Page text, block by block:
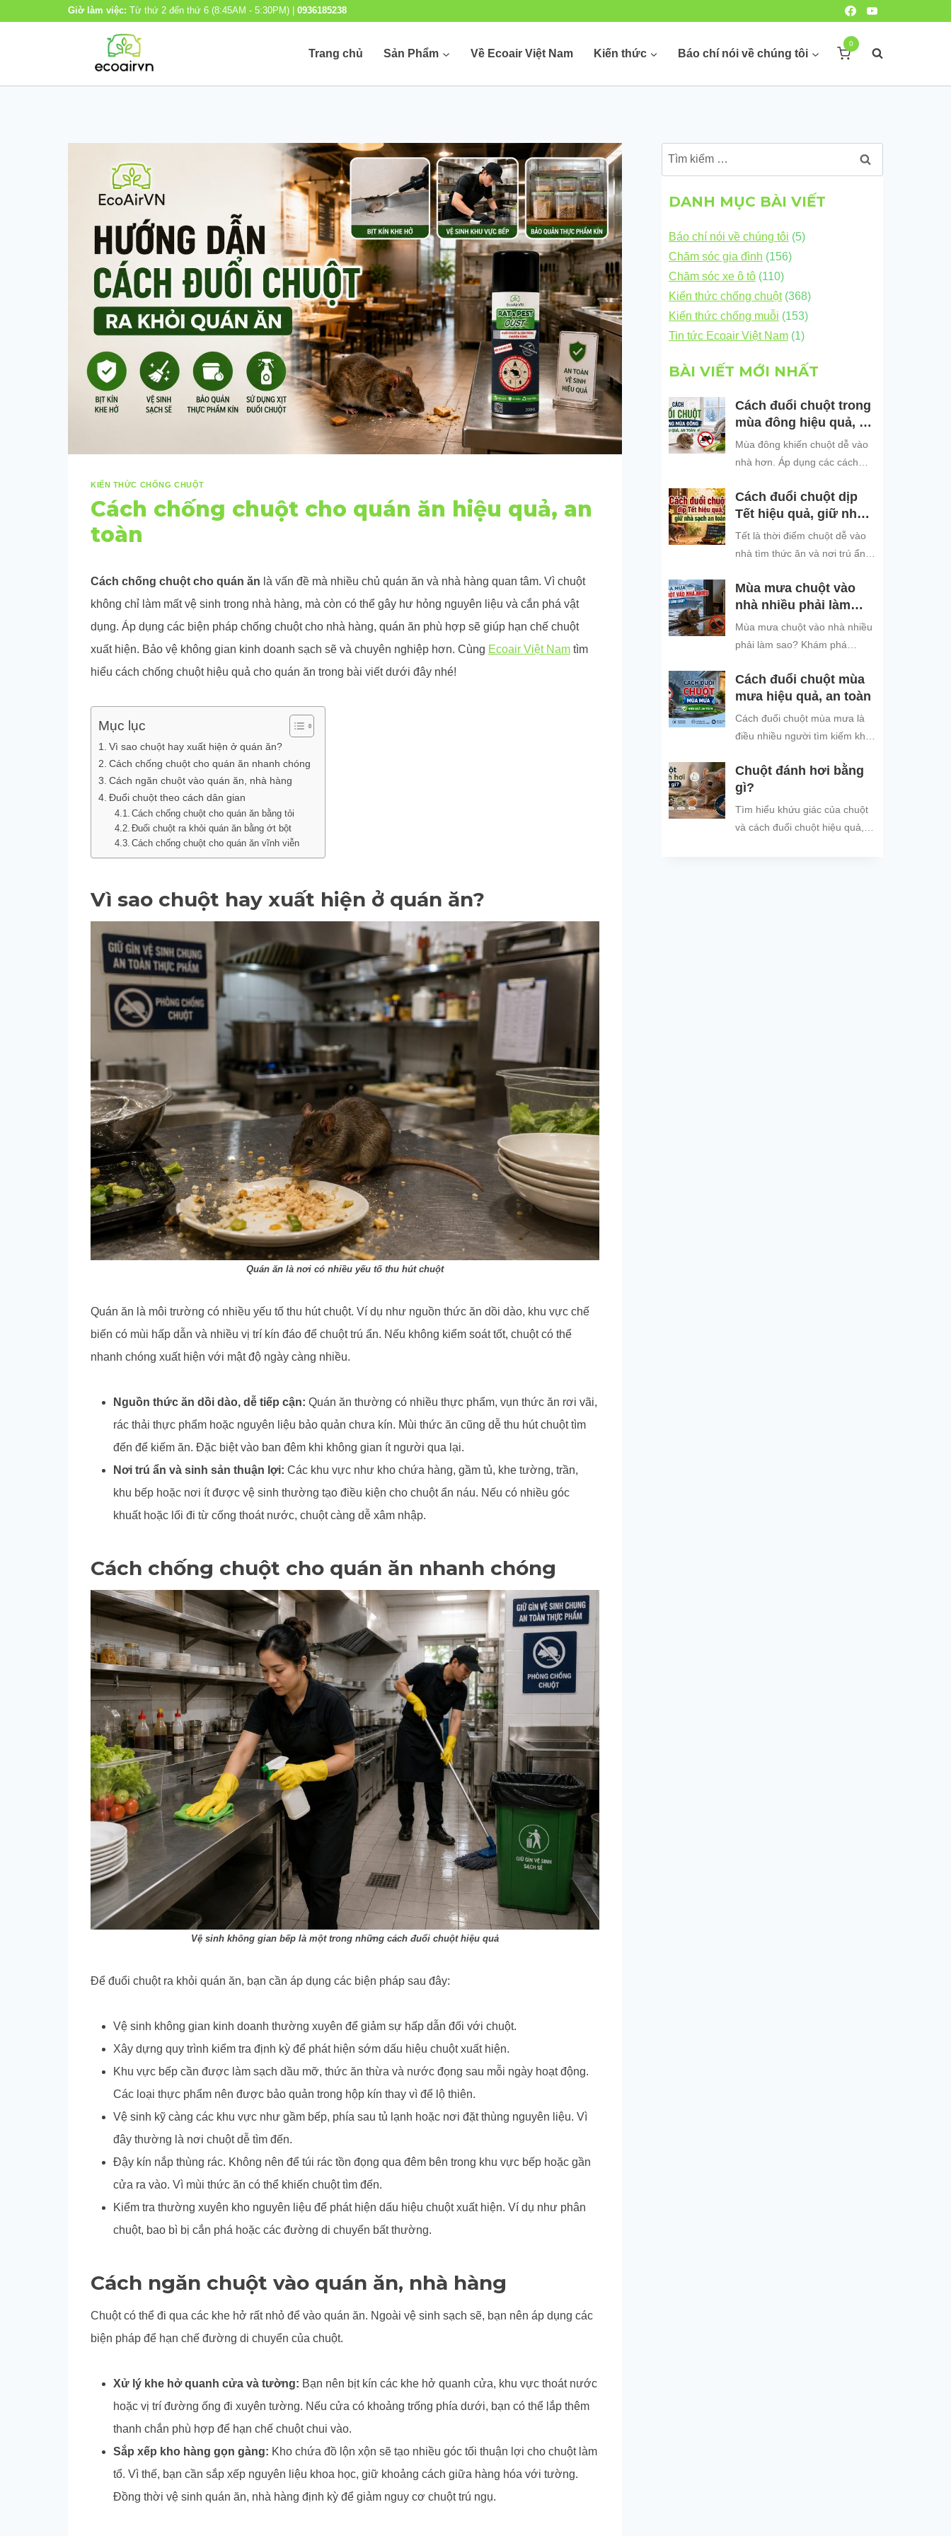
Giờ làm việc: Từ thứ 2 đến thứ 6 (8:45AM - 5:30PM) | 0936185238
Trang chủ Sản Phẩm Về Ecoair Việt Nam Kiến thức Báo chí nói về chúng tôi
0
KIẾN THỨC CHỐNG CHUỘT
Cách chống chuột cho quán ăn hiệu quả, an
toàn
Cách chống chuột cho quán ăn là vấn đề mà nhiều chủ quán ăn và nhà hàng quan tâm. Vì chuột
không chỉ làm mất vệ sinh trong nhà hàng, mà còn có thể gây hư hỏng nguyên liệu và cắn phá vật
dụng. Áp dụng các biện pháp chống chuột cho nhà hàng, quán ăn phù hợp sẽ giúp hạn chế chuột
xuất hiện. Bảo vệ không gian kinh doanh sạch sẽ và chuyên nghiệp hơn. Cùng Ecoair Việt Nam tìm
hiểu cách chống chuột hiệu quả cho quán ăn trong bài viết dưới đây nhé!
Mục lục
Vì sao chuột hay xuất hiện ở quán ăn?
Cách chống chuột cho quán ăn nhanh chóng
Cách ngăn chuột vào quán ăn, nhà hàng
Đuổi chuột theo cách dân gian
Cách chống chuột cho quán ăn bằng tỏi
Đuổi chuột ra khỏi quán ăn bằng ớt bột
Cách chống chuột cho quán ăn vĩnh viễn
Vì sao chuột hay xuất hiện ở quán ăn?
Quán ăn là nơi có nhiều yếu tố thu hút chuột
Quán ăn là môi trường có nhiều yếu tố thu hút chuột. Ví dụ như nguồn thức ăn dồi dào, khu vực chế
biến có mùi hấp dẫn và nhiều vị trí kín đáo để chuột trú ẩn. Nếu không kiểm soát tốt, chuột có thể
nhanh chóng xuất hiện với mật độ ngày càng nhiều.
Nguồn thức ăn dồi dào, dễ tiếp cận: Quán ăn thường có nhiều thực phẩm, vụn thức ăn rơi vãi,
rác thải thực phẩm hoặc nguyên liệu bảo quản chưa kín. Mùi thức ăn cũng dễ thu hút chuột tìm
đến để kiếm ăn. Đặc biệt vào ban đêm khi không gian ít người qua lại.
Nơi trú ẩn và sinh sản thuận lợi: Các khu vực như kho chứa hàng, gầm tủ, khe tường, trần,
khu bếp hoặc nơi ít được vệ sinh thường tạo điều kiện cho chuột ẩn náu. Nếu có nhiều góc
khuất hoặc lối đi từ cống thoát nước, chuột càng dễ xâm nhập.
Cách chống chuột cho quán ăn nhanh chóng
Vệ sinh không gian bếp là một trong những cách đuổi chuột hiệu quả
Để đuổi chuột ra khỏi quán ăn, bạn cần áp dụng các biện pháp sau đây:
Vệ sinh không gian kinh doanh thường xuyên để giảm sự hấp dẫn đối với chuột.
Xây dựng quy trình kiểm tra định kỳ để phát hiện sớm dấu hiệu chuột xuất hiện.
Khu vực bếp cần được làm sạch dầu mỡ, thức ăn thừa và nước đọng sau mỗi ngày hoạt động.
Các loại thực phẩm nên được bảo quản trong hộp kín thay vì để lộ thiên.
Vệ sinh kỹ càng các khu vực như gầm bếp, phía sau tủ lạnh hoặc nơi đặt thùng nguyên liệu. Vì
đây thường là nơi chuột dễ tìm đến.
Đậy kín nắp thùng rác. Không nên để túi rác tồn đọng qua đêm bên trong khu vực bếp hoặc gần
cửa ra vào. Vì mùi thức ăn có thể khiến chuột tìm đến.
Kiểm tra thường xuyên kho nguyên liệu để phát hiện dấu hiệu chuột xuất hiện. Ví dụ như phân
chuột, bao bì bị cắn phá hoặc các đường di chuyển bất thường.
Cách ngăn chuột vào quán ăn, nhà hàng
Chuột có thể đi qua các khe hở rất nhỏ để vào quán ăn. Ngoài vệ sinh sạch sẽ, bạn nên áp dụng các
biện pháp để hạn chế đường di chuyển của chuột.
Xử lý khe hở quanh cửa và tường: Bạn nên bịt kín các khe hở quanh cửa, khu vực thoát nước
hoặc vị trí đường ống đi xuyên tường. Nếu cửa có khoảng trống phía dưới, bạn có thể lắp thêm
thanh chắn phù hợp để hạn chế chuột chui vào.
Sắp xếp kho hàng gọn gàng: Kho chứa đồ lộn xộn sẽ tạo nhiều góc tối thuận lợi cho chuột làm
tổ. Vì thế, bạn cần sắp xếp nguyên liệu khoa học, giữ khoảng cách giữa hàng hóa với tường.
Đồng thời vệ sinh quán ăn, nhà hàng định kỳ để giảm nguy cơ chuột trú ngụ.
Tìm
kiếm
cho:
DANH MỤC BÀI VIẾT
Báo chí nói về chúng tôi (5)
Chăm sóc gia đình (156)
Chăm sóc xe ô tô(110)
Kiến thức chống chuột(368)
Kiến thức chống muỗi (153)
Tin tức Ecoair Việt Nam(1)
BÀI VIẾT MỚI NHẤT
Cách đuổi chuột trong
mùa đông hiệu quả, an
toàn
Mùa đông khiến chuột dễ vào
nhà hơn. Áp dụng các cách
để bảo vệ không gian sống
sạch sẽ.
Cách đuổi chuột dịp
Tết hiệu quả, giữ nhà
sạch an toàn
Tết là thời điểm chuột dễ vào
nhà tìm thức ăn và nơi trú ẩn.
chuột dịp Tết hiệu quả, an toàn
và dễ áp dụng để giữ không
gian sống sạch sẽ, bảo vệ gia
đình và đón năm mới an tâm.
Mùa mưa chuột vào
nhà nhiều phải làm
sao?
Mùa mưa chuột vào nhà nhiều
phải làm sao? Khám phá
ẩn khi trời mưa và các cách
đuổi chuột, ngăn chuột xâm
nhập hiệu quả, an toàn, giúp
bảo vệ không gian sống sạch
Cách đuổi chuột mùa
mưa hiệu quả, an toàn
Cách đuổi chuột mùa mưa là
điều nhiều người tìm kiếm khi
khiến tình trạng chuột vào nhà
trú...
Chuột đánh hơi bằng
gì?
Tìm hiểu khứu giác của chuột
và cách đuổi chuột hiệu quả,